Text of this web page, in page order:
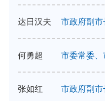
达日汉夫 市政府副市
何勇超 市委常委
张如红 市政府副市